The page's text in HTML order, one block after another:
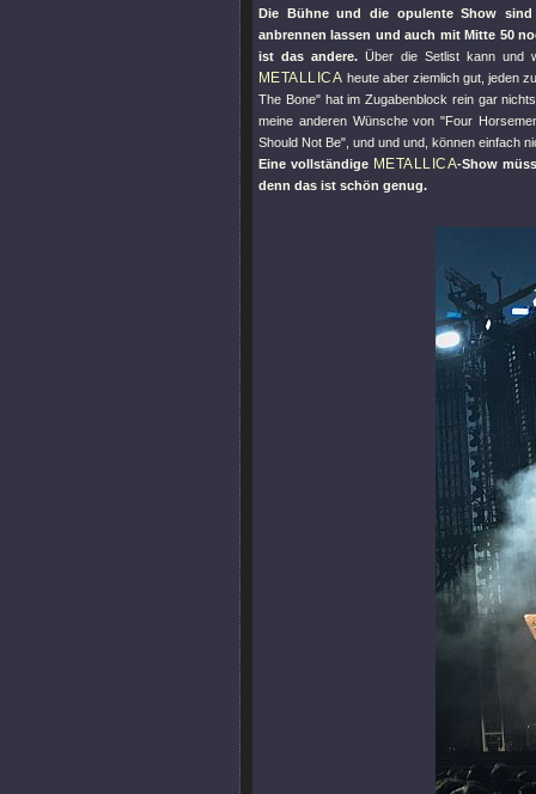
Die Bühne und die opulente Show
anbrennen lassen und auch mit Mitte 50
ist das andere. Über die Setlist kann und
METALLICA heute aber ziemlich gut, jeden
The Bone"hat im Zugabenblock rein gar
meine anderen Wünsche von"Four
Should Not Be" , und und und, können einfach
Eine vollständige METALLICA-Show
denn das ist schön genug.